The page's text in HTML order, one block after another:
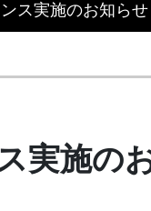
ス実施のお知らせ
実施の